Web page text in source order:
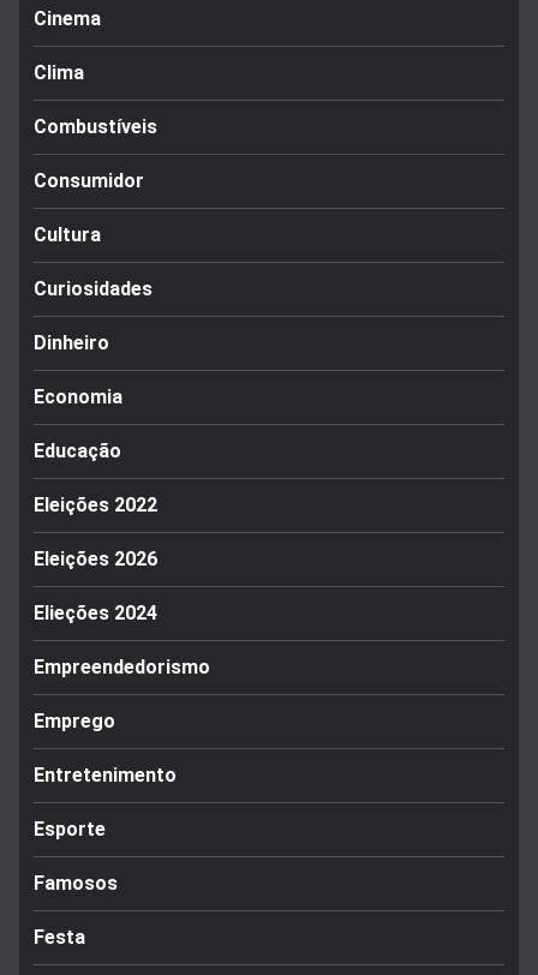
Cinema
Clima
Combustíveis
Consumidor
Cultura
Curiosidades
Dinheiro
Economia
Educação
Eleições 2022
Eleições 2026
Elieções 2024
Empreendedorismo
Emprego
Entretenimento
Esporte
Famosos
Festa